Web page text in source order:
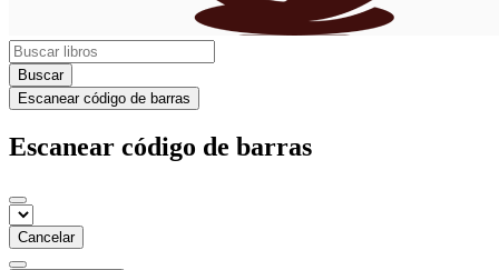
Buscar
Escanear código de barras
Escanear código de barras
Cancelar